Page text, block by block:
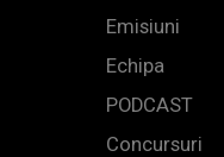
Emisiuni
Echipa
PODCAST
Concursuri